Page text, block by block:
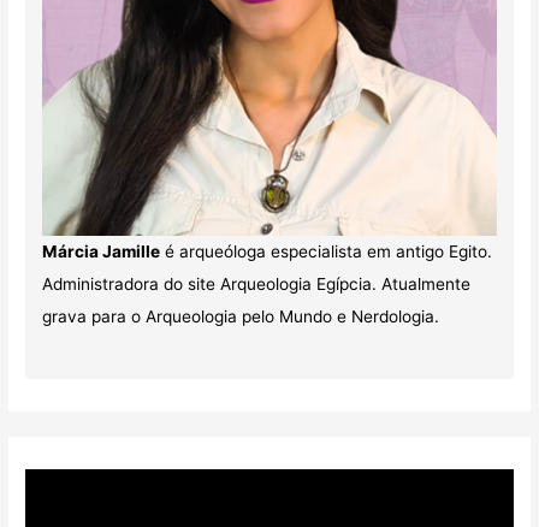
Márcia Jamilleé arqueóloga especialista em antigo Egito.
Administradora do site Arqueologia Egípcia. Atualmente
grava para o Arqueologia pelo Mundo e Nerdologia.